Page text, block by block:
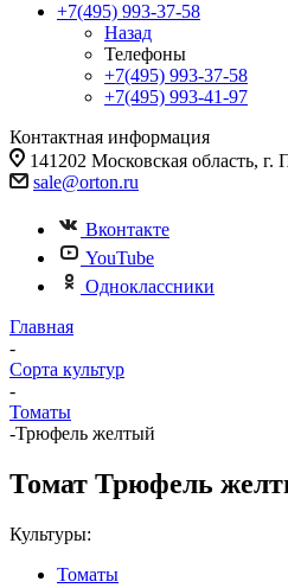
+7(495) 993-37-58
Назад
Телефоны
+7(495) 993-37-58
+7(495) 993-41-97
Контактная информация
141202 Московская область,
sale@orton.ru
Вконтакте
YouTube
Одноклассники
Главная
-
Сорта культур
-
Томаты
-Трюфель желтый
Томат Трюфель
Культуры:
Томаты